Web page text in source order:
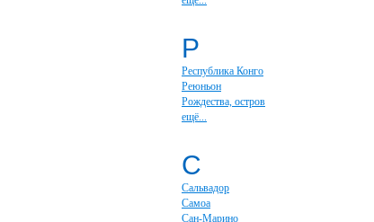
Р
Республика Конго
Реюньон
Рождества, остров
ещё...
С
Сальвадор
Самоа
Сан-Марино